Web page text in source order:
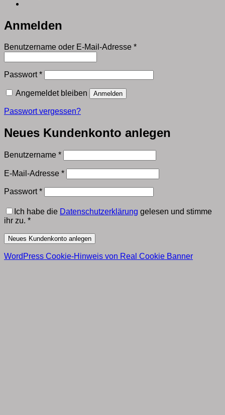
Anmelden
Benutzername oder E-Mail-Adresse *Erforderlich
Passwort*Erforderlich
Angemeldet bleiben Anmelden
Passwort vergessen?
Neues Kundenkonto anlegen
Benutzername *Erforderlich
E-Mail-Adresse *Erforderlich
Passwort*Erforderlich
Ich habe die Datenschutzerklärung gelesen und stimme
ihr zu. *
Neues Kundenkonto anlegen
WordPress Cookie-Hinweis von Real Cookie Banner